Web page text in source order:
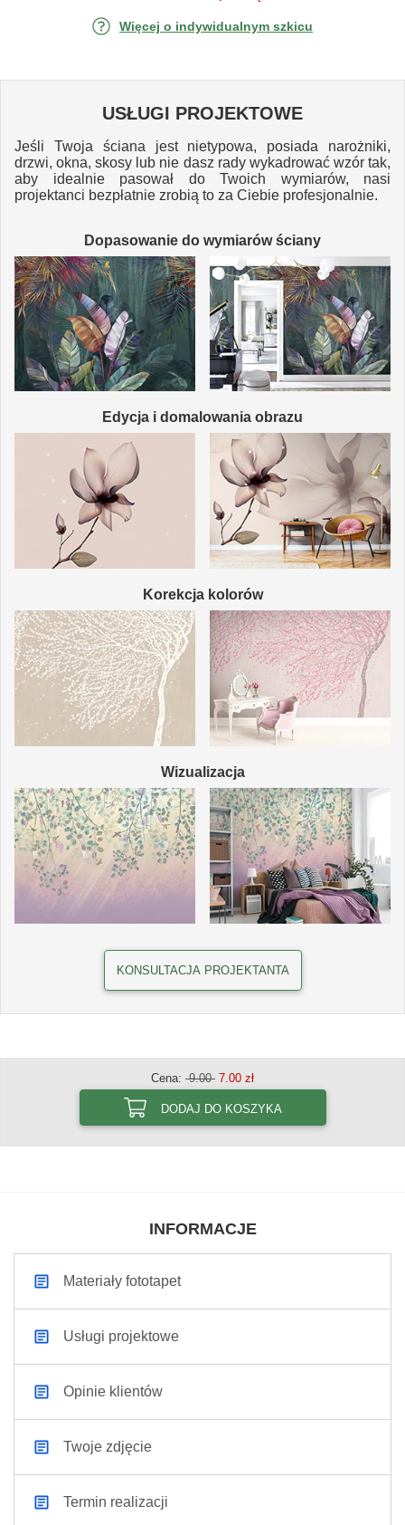
Więcej o indywidualnym szkicu
USŁUGI PROJEKTOWE
Jeśli Twoja ściana jest nietypowa, posiada narożniki,
drzwi, okna, skosy lub nie dasz rady wykadrować wzór tak,
aby idealnie pasował do Twoich wymiarów, nasi
projektanci bezpłatnie zrobią to za Ciebie profesjonalnie.
Dopasowanie do wymiarów ściany
Edycja i domalowania obrazu
Korekcja kolorów
Wizualizacja
KONSULTACJA PROJEKTANTA
Cena: 9.00 7.00 zł
DODAJ DO KOSZYKA
INFORMACJE
Materiały fototapet
Usługi projektowe
Opinie klientów
Twoje zdjęcie
Termin realizacji